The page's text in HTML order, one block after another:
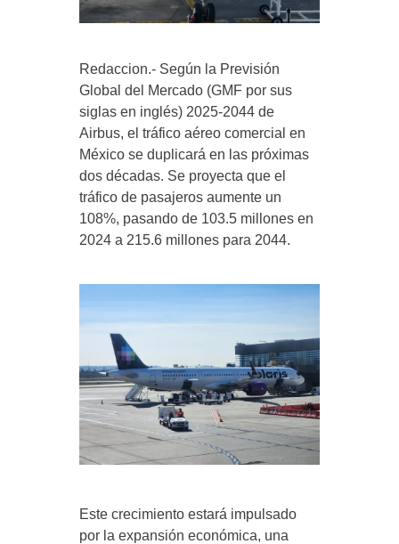
Redaccion.- Según la Previsión
Global del Mercado (GMF por sus
siglas en inglés) 2025-2044 de
Airbus, el tráfico aéreo comercial en
México se duplicará en las próximas
dos décadas. Se proyecta que el
tráfico de pasajeros aumente un
108%, pasando de 103.5 millones en
2024 a 215.6 millones para 2044.
Este crecimiento estará impulsado
por la expansión económica, una